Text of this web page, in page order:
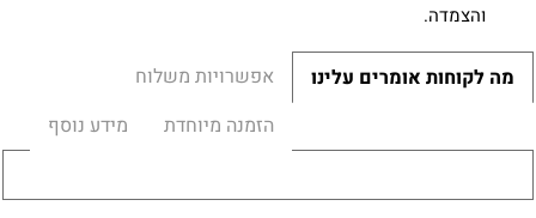
והצמדה.
מה לקוחות אומרים עלינו
אפשרויות משלוח
הזמנה מיוחדת
מידע נוסף